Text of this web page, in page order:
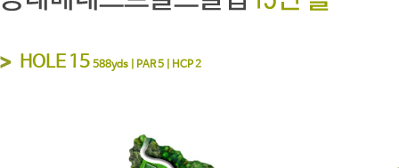
HOLE 15 588yds | PAR 5 | HCP 2